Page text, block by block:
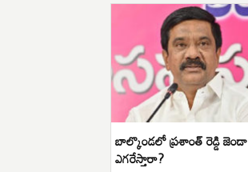
బాల్కొండలో ప్రశాంత్ రెడ్డి జెండా
ఎగరేస్తారా?